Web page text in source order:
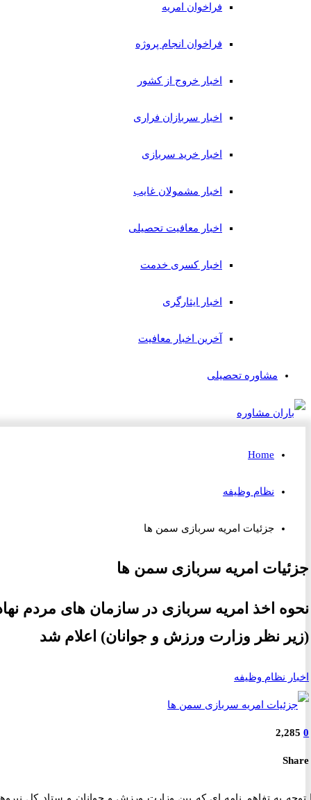
فراخوان امریه
فراخوان انجام پروژه
اخبار خروج از کشور
اخبار سربازان فراری
اخبار خرید سربازی
اخبار مشمولان غایب
اخبار معافیت تحصیلی
اخبار کسری خدمت
اخبار ایثارگری
آخرین اخبار معافیت
مشاوره تحصیلی
Home
نظام وظیفه
جزئیات امریه سربازی سمن ها
امریه سربازی سمن ها
اخذ امریه سربازی در سازمان های مردم نهاد
نظر وزارت ورزش و جوانان) اعلام شد
نظام وظیفه